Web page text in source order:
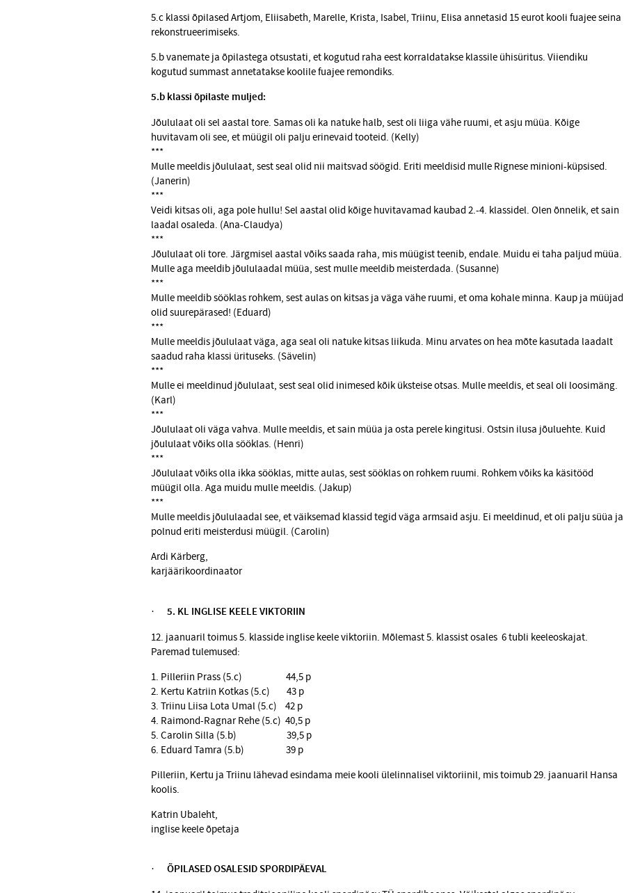
5.c klassi õpilased Artjom, Eliisabeth, Marelle, Krista, Isabel, Triinu, Elisa annetasid 15 eurot kooli fuajee seina
rekonstrueerimiseks.
5.b vanemate ja õpilastega otsustati, et kogutud raha eest korraldatakse klassile ühisüritus. Viiendiku
kogutud summast annetatakse koolile fuajee remondiks.
5.b klassi õpilaste muljed:
Jõululaat oli sel aastal tore. Samas oli ka natuke halb, sest oli liiga vähe ruumi, et asju müüa. Kõige
huvitavam oli see, et müügil oli palju erinevaid tooteid. (Kelly)
***
Mulle meeldis jõululaat, sest seal olid nii maitsvad söögid. Eriti meeldisid mulle Rignese minioni-küpsised.
(Janerin)
***
Veidi kitsas oli, aga pole hullu! Sel aastal olid kõige huvitavamad kaubad 2.-4. klassidel. Olen õnnelik, et sain
laadal osaleda. (Ana-Claudya)
***
Jõululaat oli tore. Järgmisel aastal võiks saada raha, mis müügist teenib, endale. Muidu ei taha paljud müüa.
Mulle aga meeldib jõululaadal müüa, sest mulle meeldib meisterdada. (Susanne)
***
Mulle meeldib sööklas rohkem, sest aulas on kitsas ja väga vähe ruumi, et oma kohale minna. Kaup ja müüjad
olid suurepärased! (Eduard)
***
Mulle meeldis jõululaat väga, aga seal oli natuke kitsas liikuda. Minu arvates on hea mõte kasutada laadalt
saadud raha klassi ürituseks. (Sävelin)
***
Mulle ei meeldinud jõululaat, sest seal olid inimesed kõik üksteise otsas. Mulle meeldis, et seal oli loosimäng.
(Karl)
***
Jõululaat oli väga vahva. Mulle meeldis, et sain müüa ja osta perele kingitusi. Ostsin ilusa jõuluehte. Kuid
jõululaat võiks olla sööklas. (Henri)
***
Jõululaat võiks olla ikka sööklas, mitte aulas, sest sööklas on rohkem ruumi. Rohkem võiks ka käsitööd
müügil olla. Aga muidu mulle meeldis. (Jakup)
***
Mulle meeldis jõululaadal see, et väiksemad klassid tegid väga armsaid asju. Ei meeldinud, et oli palju süüa ja
polnud eriti meisterdusi müügil. (Carolin)
Ardi Kärberg,
karjäärikoordinaator
· 5. KL INGLISE KEELE VIKTORIIN
12. jaanuaril toimus 5. klasside inglise keele viktoriin. Mõlemast 5. klassist osales 6 tubli keeleoskajat.
Paremad tulemused:
1. Pilleriin Prass (5.c) 44,5 p
2. Kertu Katriin Kotkas (5.c) 43 p
3. Triinu Liisa Lota Umal (5.c) 42 p
4. Raimond-Ragnar Rehe (5.c) 40,5 p
5. Carolin Silla (5.b) 39,5 p
6. Eduard Tamra (5.b) 39 p
Pilleriin, Kertu ja Triinu lähevad esindama meie kooli ülelinnalisel viktoriinil, mis toimub 29. jaanuaril Hansa
koolis.
Katrin Ubaleht,
inglise keele õpetaja
· ÕPILASED OSALESIDSPORDIPÄEVAL